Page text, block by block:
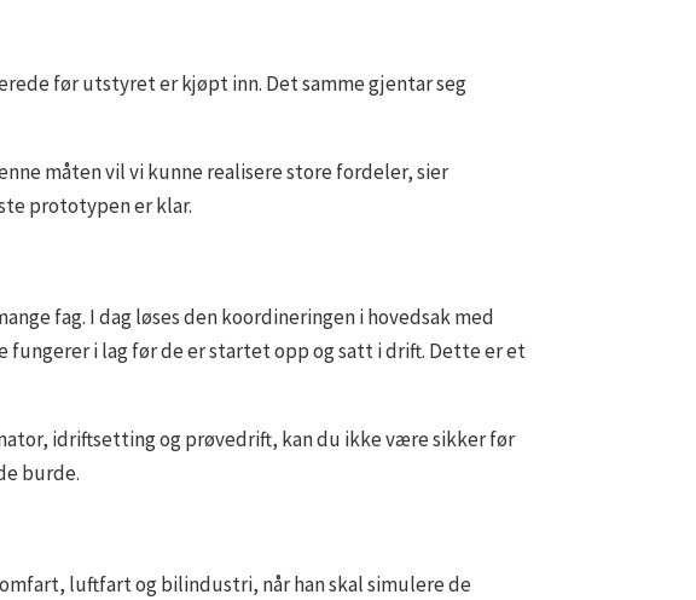
før utstyret er kjøpt inn. Det samme gjentar seg
måten vil vi kunne realisere store fordeler, sier
prototypen er klar.
fag. I dag løses den koordineringen i hovedsak med
fungerer i lag før de er startet opp og satt i drift. Dette er et
idriftsetting og prøvedrift, kan du ikke være sikker før
burde.
luftfart og bilindustri, når han skal simulere de